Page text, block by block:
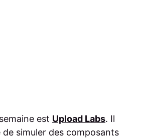
est Upload Labs. Il
simuler des composants